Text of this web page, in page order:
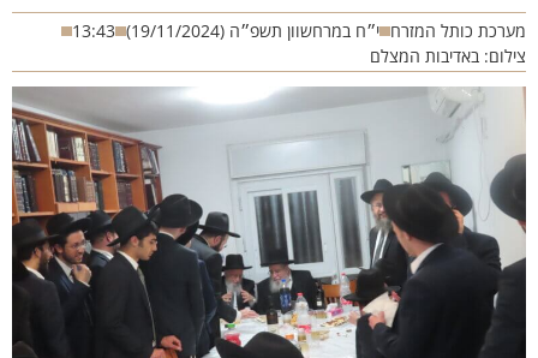
כותל המזרח י״ח במרחשוון תשפ״ה (19/11/2024)
13:43
באדיבות המצלם